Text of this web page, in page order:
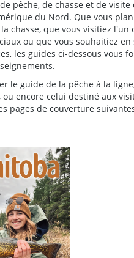
pêche, de chasse et de
du Nord. Que vous
chasse, que vous visitiez l'un
ou que vous souhaitiez
les guides ci-dessous vous
le guide de la pêche à la
ou encore celui destiné aux
pages de couverture